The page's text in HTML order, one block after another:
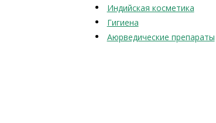
Индийская косметика
Гигиена
Аюрведические препараты